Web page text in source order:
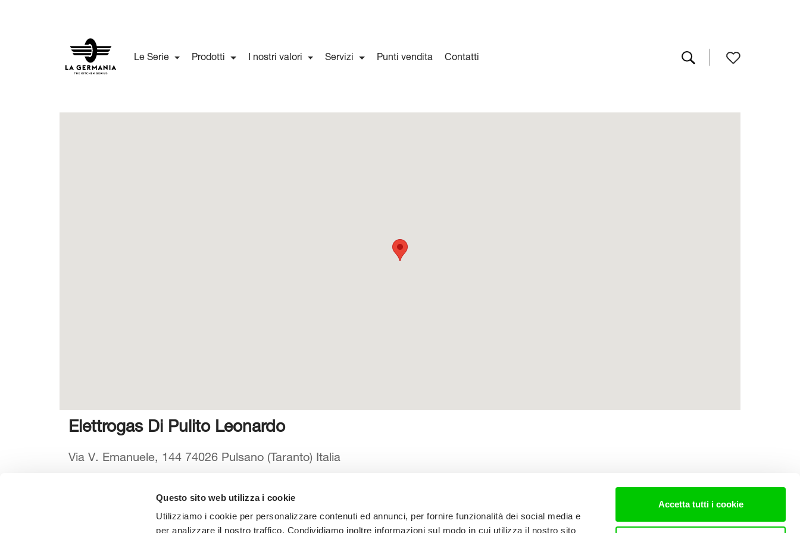
Questo sito web utilizza i cookie
Utilizziamo i cookie per personalizzare contenuti ed annunci, per fornire funzionalità dei social media e
per analizzare il nostro traffico. Condividiamo inoltre informazioni sul modo in cui utilizza il nostro sito
Accetta tutti i cookie
Le Serie Prodotti I nostri valori Servizi Punti vendita Contatti
Elettrogas Di Pulito Leonardo
Via V. Emanuele, 144 74026 Pulsano (Taranto) Italia
Seleziona la tua Area Scarica il catalogo Manuali d’istruzione Contatti Lavora con noi